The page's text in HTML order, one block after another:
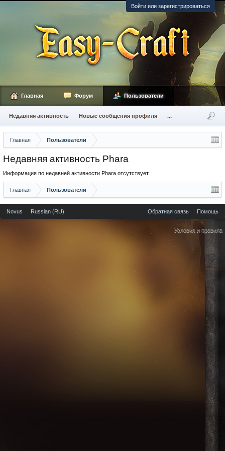
Войти или зарегистрироваться
Главная Пользователи
Недавняя активность Phara
Информация по недавней активности Phara отсутствует.
Главная Пользователи
Главная Форум Пользователи
Недавняя активность Новые сообщения профиля ...
Novus Russian (RU) Обратная связь Помощь
Условия и правила